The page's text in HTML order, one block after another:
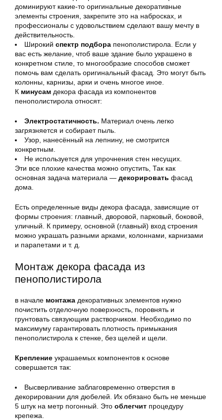
доминируют какие-то оригинальные декоративные
элементы строения, закрепите это на набросках, и
профессионалы с удовольствием сделают вашу мечту в
действительность.
Широкий спектр подбора пенополистирола. Если у
вас есть желание, чтоб ваше здание было украшено в
конкретном стиле, то многообразие способов сможет
помочь вам сделать оригинальный фасад. Это могут быть
колонны, карнизы, арки и очень многое иное.
К минусам декора фасада из компонентов
пенополистирола относят:
Электростатичность. Материал очень легко
загрязняется и собирает пыль.
Узор, нанесённый на лепнину, не смотрится
конкретным.
Не используется для упрочнения стен несущих.
Эти все плохие качества можно опустить, Так как
основная задача материала — декорировать фасад
дома.
Есть определенные виды декора фасада, зависящие от
формы строения: главный, дворовой, парковый, боковой,
уличный. К примеру, основной (главный) вход строения
можно украшать разными арками, колоннами, карнизами
и парапетами и т. д.
Монтаж декора фасада из
пенополистирола
в начале монтажа декоративных элементов нужно
почистить отделочную поверхность, поровнять и
грунтовать связующим растворчиком. Необходимо по
максимуму гарантировать плотность примыкания
пенополистирола к стенке, без щелей и щели.
Крепление украшаемых компонентов к основе
совершается так:
Высверливание заблаговременно отверстия в
декорировании для дюбелей. Их обязано быть не меньше
5 штук на метр погонный. Это облегчит процедуру
крепежа.